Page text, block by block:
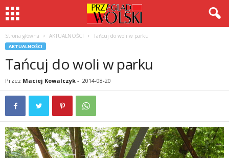
Strona główna AKTUALNOŚCI Tańcuj do woli w parku
AKTUALNOŚCI
Tańcuj do woli w parku
Przez Maciej Kowalczyk - 2014-08-20